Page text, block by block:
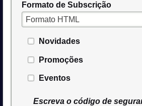
Formato de Subscrição
Novidades
Promoções
Eventos
Escreva o código de